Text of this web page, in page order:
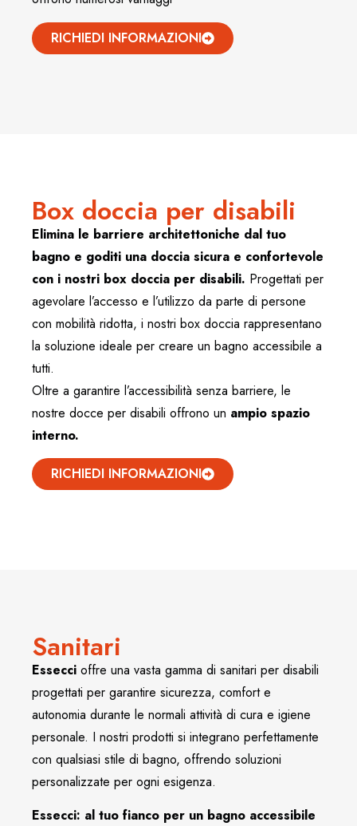
RICHIEDI INFORMAZIONI
Box doccia per disabili
Elimina le barriere architettoniche dal tuo
bagno e goditi una doccia sicura e confortevole
con i nostri box doccia per disabili. Progettati per
agevolare l’accesso e l’utilizzo da parte di persone
con mobilità ridotta, i nostri box doccia rappresentano
la soluzione ideale per creare un bagno accessibile a
tutti.
Oltre a garantire l’accessibilità senza barriere, le
nostre docce per disabili offrono un ampio spazio
interno.
RICHIEDI INFORMAZIONI
Sanitari
Essecci offre una vasta gamma di sanitari per disabili
progettati per garantire sicurezza, comfort e
autonomia durante le normali attività di cura e igiene
personale. I nostri prodotti si integrano perfettamente
con qualsiasi stile di bagno, offrendo soluzioni
personalizzate per ogni esigenza.
Essecci: al tuo fianco per un bagno accessibile